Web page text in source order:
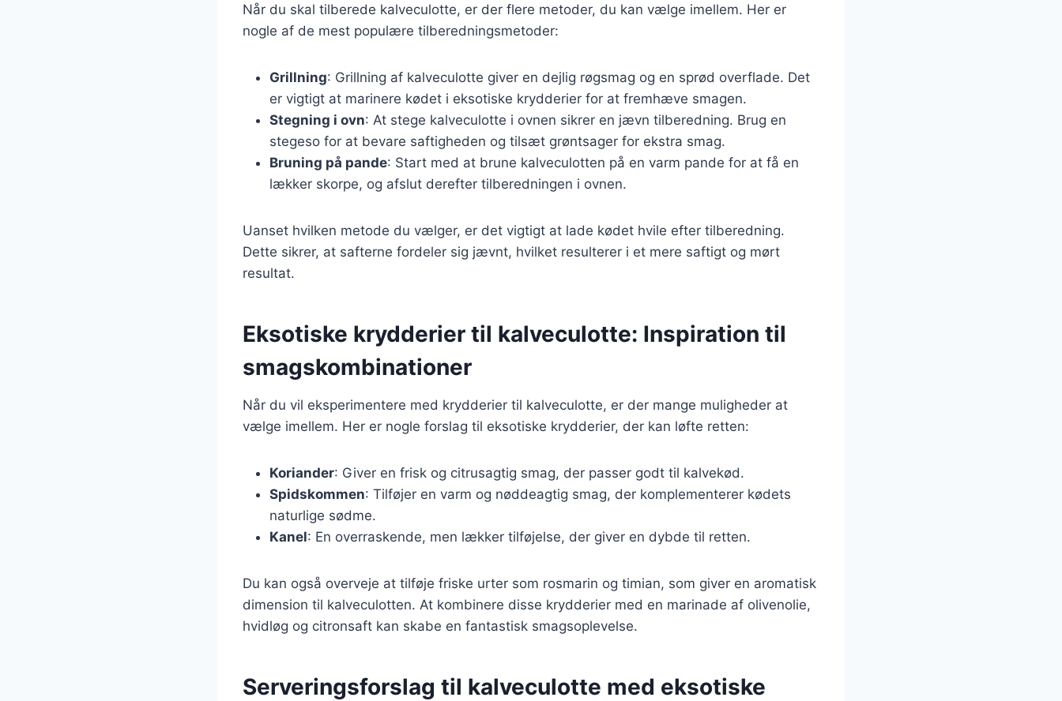
Når du skal tilberede kalveculotte, er der flere metoder, du kan vælge imellem. Her er
nogle af de mest populære tilberedningsmetoder:
Grillning: Grillning af kalveculotte giver en dejlig røgsmag og en sprød overflade. Det
er vigtigt at marinere kødet i eksotiske krydderier for at fremhæve smagen.
Stegning i ovn: At stege kalveculotte i ovnen sikrer en jævn tilberedning. Brug en
stegeso for at bevare saftigheden og tilsæt grøntsager for ekstra smag.
Bruning på pande: Start med at brune kalveculotten på en varm pande for at få en
lækker skorpe, og afslut derefter tilberedningen i ovnen.
Uanset hvilken metode du vælger, er det vigtigt at lade kødet hvile efter tilberedning.
Dette sikrer, at safterne fordeler sig jævnt, hvilket resulterer i et mere saftigt og mørt
resultat.
Eksotiske krydderier til kalveculotte: Inspiration til
smagskombinationer
Når du vil eksperimentere med krydderier til kalveculotte, er der mange muligheder at
vælge imellem. Her er nogle forslag til eksotiske krydderier, der kan løfte retten:
Koriander: Giver en frisk og citrusagtig smag, der passer godt til kalvekød.
Spidskommen: Tilføjer en varm og nøddeagtig smag, der komplementerer kødets
naturlige sødme.
Kanel: En overraskende, men lækker tilføjelse, der giver en dybde til retten.
Du kan også overveje at tilføje friske urter som rosmarin og timian, som giver en aromatisk
dimension til kalveculotten. At kombinere disse krydderier med en marinade af olivenolie,
hvidløg og citronsaft kan skabe en fantastisk smagsoplevelse.
Serveringsforslag til kalveculotte med eksotiske